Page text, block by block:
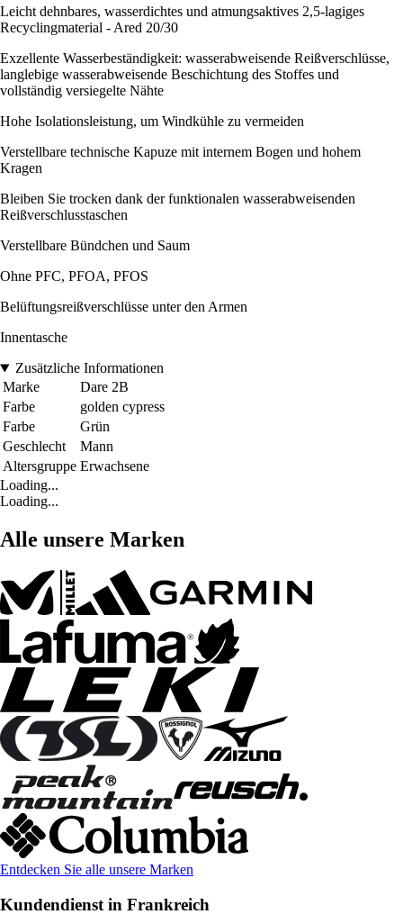
Leicht dehnbares, wasserdichtes und atmungsaktives 2,5-lagiges
Recyclingmaterial - Ared 20/30
Exzellente Wasserbeständigkeit: wasserabweisende Reißverschlüsse,
langlebige wasserabweisende Beschichtung des Stoffes und
vollständig versiegelte Nähte
Hohe Isolationsleistung, um Windkühle zu vermeiden
Verstellbare technische Kapuze mit internem Bogen und hohem
Kragen
Bleiben Sie trocken dank der funktionalen wasserabweisenden
Reißverschlusstaschen
Verstellbare Bündchen und Saum
Ohne PFC, PFOA, PFOS
Belüftungsreißverschlüsse unter den Armen
Innentasche
Zusätzliche Informationen
Marke
Dare 2B
Farbe
golden cypress
Farbe
Grün
Geschlecht
Mann
Altersgruppe Erwachsene
Loading...
Loading...
Alle unsere Marken
Entdecken Sie alle unsere Marken
Kundendienst in Frankreich